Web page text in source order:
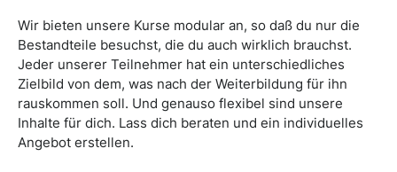
Wir bieten unsere Kurse modular an, so daß du nur die
Bestandteile besuchst, die du auch wirklich brauchst.
Jeder unserer Teilnehmer hat ein unterschiedliches
Zielbild von dem, was nach der Weiterbildung für ihn
rauskommen soll. Und genauso flexibel sind unsere
Inhalte für dich. Lass dich beraten und ein individuelles
Angebot erstellen.